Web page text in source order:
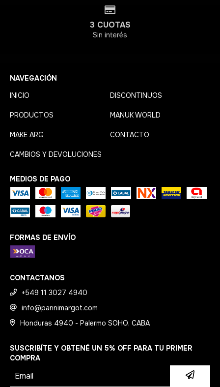
3 CUOTAS
Sin interés
NAVEGACIÓN
INICIO
DISCONTINUOS
PRODUCTOS MANUK WORLD
MAKE ARG CONTACTO
CAMBIOS Y DEVOLUCIONES
MEDIOS DE PAGO
FORMAS DE ENVÍO
CONTACTANOS
+549 11 3027 4940
info@pannimargot.com
Honduras 4940 - Palermo SOHO, CABA
SUSCRIBÍTE Y OBTENÉ UN 5% OFF PARA TU PRIMER
COMPRA